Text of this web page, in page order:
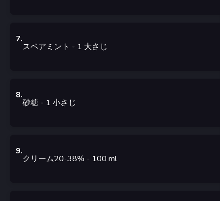
7.
スペアミント - 1 大さじ
8.
砂糖 - 1 小さじ
9.
クリーム20-38% - 100 ml